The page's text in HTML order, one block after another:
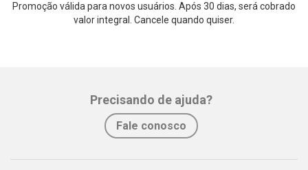
Promoção válida para novos usuários. Após 30 dias, será cobrado
valor integral. Cancele quando quiser.
Precisando de ajuda?
Fale conosco